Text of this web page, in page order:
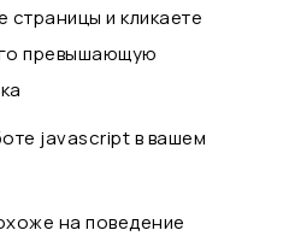
страницы и кликаете
превышающую
javascript в вашем
на поведение